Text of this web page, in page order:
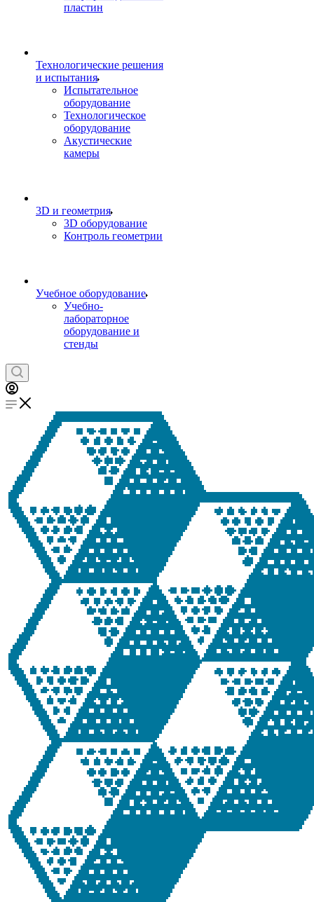
пластин
Технологические решения
и испытания
Испытательное
оборудование
Технологическое
оборудование
Акустические
камеры
3D и геометрия
3D оборудование
Контроль геометрии
Учебное оборудование
Учебно-
лабораторное
оборудование и
стенды